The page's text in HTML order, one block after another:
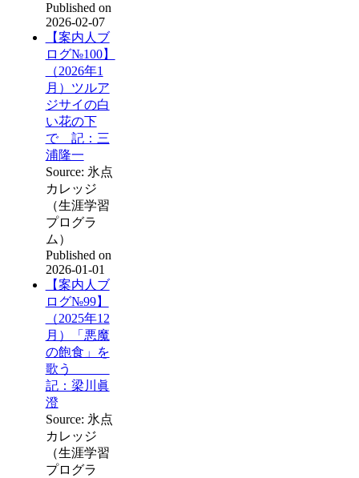
Published on
2026-02-07
【案内人ブ
ログ№100】
（2026年1
月）ツルア
ジサイの白
い花の下
で 記：三
浦隆一
Source: 氷点
カレッジ
（生涯学習
プログラ
ム）
Published on
2026-01-01
【案内人ブ
ログ№99】
（2025年12
月）「悪魔
の飽食」を
歌う
記：梁川眞
澄
Source: 氷点
カレッジ
（生涯学習
プログラ